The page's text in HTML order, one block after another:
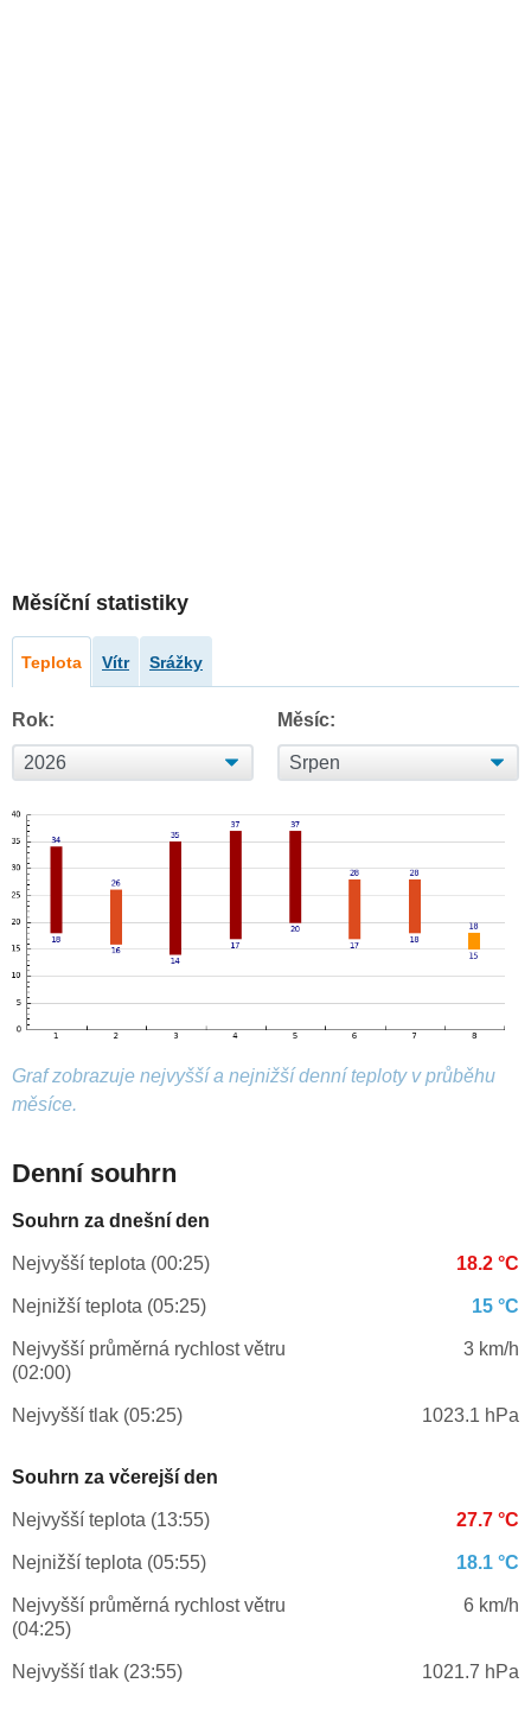
Měsíční statistiky
Teplota Vítr Srážky
Rok: Měsíc:
Graf zobrazuje nejvyšší a nejnižší denní teploty v průběhu
měsíce.
Denní souhrn
Souhrn za dnešní den
Nejvyšší teplota (00:25) 18.2 °C
Nejnižší teplota (05:25) 15 °C
Nejvyšší průměrná rychlost větru
(02:00)
3 km/h
Nejvyšší tlak (05:25) 1023.1 hPa
Souhrn za včerejší den
Nejvyšší teplota (13:55) 27.7 °C
Nejnižší teplota (05:55) 18.1 °C
Nejvyšší průměrná rychlost větru
(04:25)
6 km/h
Nejvyšší tlak (23:55) 1021.7 hPa